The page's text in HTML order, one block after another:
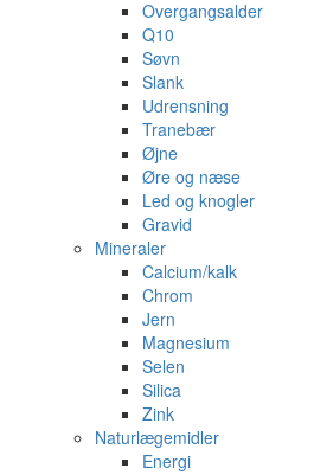
Overgangsalder
Q10
Søvn
Slank
Udrensning
Tranebær
Øjne
Øre og næse
Led og knogler
Gravid
Mineraler
Calcium/kalk
Chrom
Jern
Magnesium
Selen
Silica
Zink
Naturlægemidler
Energi